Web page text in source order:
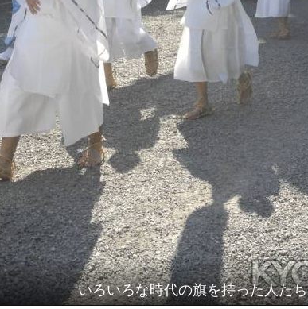
いろいろな時代の旗を持った人たち